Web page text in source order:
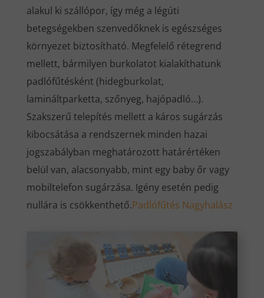
alakul ki szállópor, így még a légúti
betegségekben szenvedőknek is egészséges
környezet biztosítható. Megfelelő rétegrend
mellett, bármilyen burkolatot kialakíthatunk
padlófűtésként (hidegburkolat,
lamináltparketta, szőnyeg, hajópadló…).
Szakszerű telepítés mellett a káros sugárzás
kibocsátása a rendszernek minden hazai
jogszabályban meghatározott határértéken
belül van, alacsonyabb, mint egy baby őr vagy
mobiltelefon sugárzása. Igény esetén pedig
nullára is csökkenthető.Padlófűtés Nagyhalász